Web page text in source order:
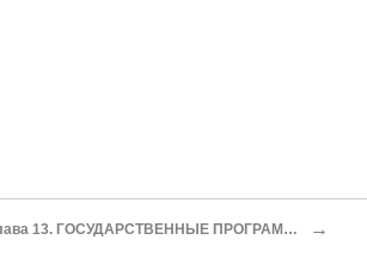
Глава 13. ГОСУДАРСТВЕННЫЕ ПРОГРАММЫ РЕСУРСНОГО РАЗВИТИЯ Ресурсы страны – на службу развитию →